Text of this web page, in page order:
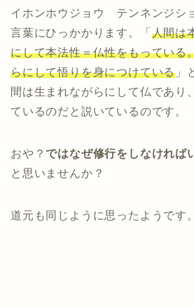
イホンホウジョウ テンネンジシ
言葉にひっかかります。「 人間は
にして本法性＝仏性をもっている
らにして悟りを身につけている 」
間は生まれながらにして仏であり
ているのだと説いているのです。
おや？ではなぜ修行をしなければ
と思いませんか？
道元も同じように思ったようです。